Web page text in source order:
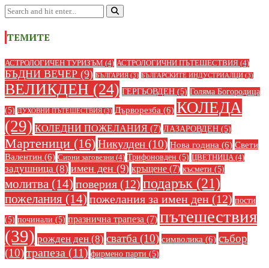
ТЕМИТЕ
АСТРОЛОГИЧЕН ТУРИЗЪМ (4) АСТРОЛОГИЧНИ ПЪТЕШЕСТВИЯ (4)
БЪДНИ ВЕЧЕР (9) БЪЛГАРИЯ (3) БЪЛГАРСКИТЕ ИНДУСТРИАЛЦИ (3)
ВЕЛИКДЕН (24) ГЕРГЬОВДЕН (5) Голяма Богородица
(5) ДУХОВНИ ПЪТЕШЕСТВИЯ (3) Дърворезба (6) КОЛЕДА
(29) КОЛЕДНИ ПОЖЕЛАНИЯ (7) ЛАЗАРОВДЕН (5)
Мартеници (16)Никулден (10) Нова година (6) Свети
Валентин (6) Сирни заговезни (4) Трифоновден (5) ЦВЕТНИЦА (4)
задушница (8) имен ден (9) кръщене (7) късмети (5)
молитва (14) поверия (12) подарък (21)
пожелания (14) пожелания за имен ден (12) пости
(5) починали (5) празнична трапеза (7) пътешествия
(39) рожден ден (8) сватба (10) символика (6) събор
(10)трапеза (11) фирмено парти (5)